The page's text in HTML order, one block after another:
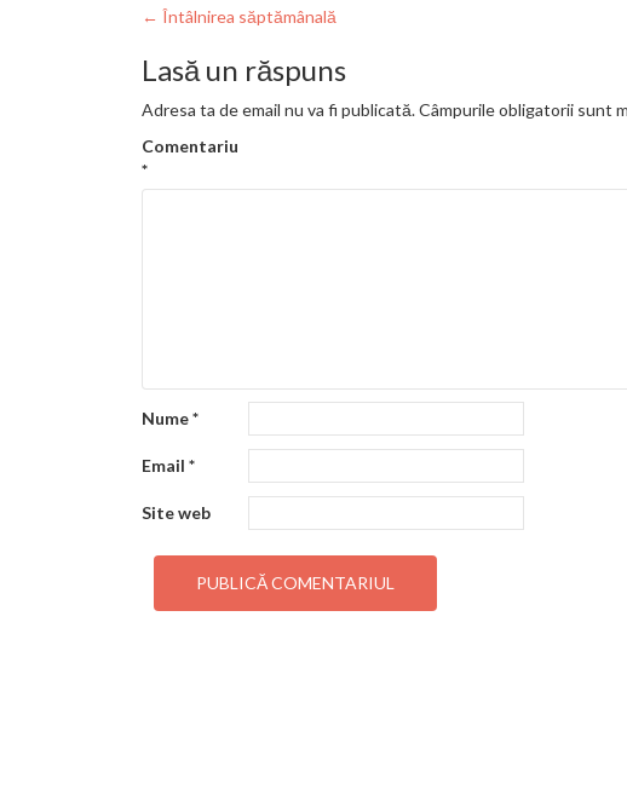
Navigare
în
articole
← Întâlnirea săptămânală
Lasă un răspuns
Adresa ta de email nu va fi publicată.Câmpurile obligatorii sunt
Comentariu
*
Nume*
Email *
Site web